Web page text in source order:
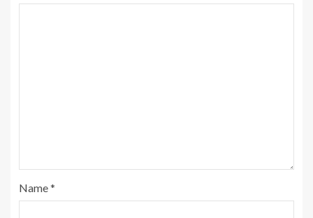
Name*